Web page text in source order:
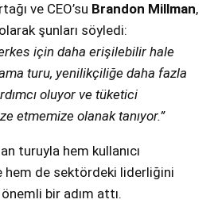
ve CEO’su Brandon Millman,
şunları söyledi:
için daha erişilebilir hale
turu, yenilikçiliğe daha fazla
oluyor ve tüketici
etmemize olanak tanıyor.”
turuyla hem kullanıcı
de sektördeki liderliğini
bir adım attı.